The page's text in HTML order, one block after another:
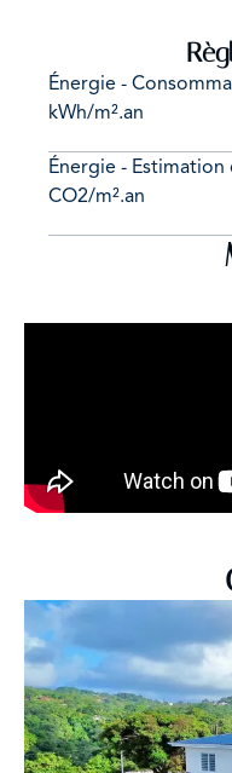
Énergie -
kWh/m².an
Énergie - Estimation
CO2/m².an